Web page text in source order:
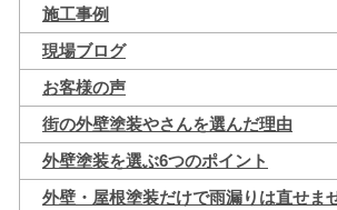
施工事例
現場ブログ
お客様の声
街の外壁塗装やさんを選んだ理由
外壁塗装を選ぶ6つのポイント
外壁・屋根塗装だけで雨漏りは直せま